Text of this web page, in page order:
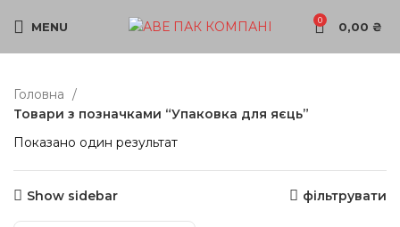
MENU 0 0,00 ₴
Головна
Товари з позначками “Упаковка для яєць”
Показано один результат
Show sidebar фільтрувати